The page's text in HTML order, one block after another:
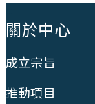
關於中心
成立宗旨
推動項目